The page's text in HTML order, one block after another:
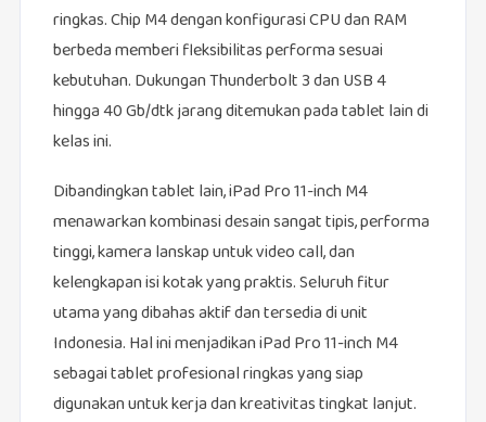
ringkas. Chip M4 dengan konfigurasi CPU dan RAM
berbeda memberi fleksibilitas performa sesuai
kebutuhan. Dukungan Thunderbolt 3 dan USB 4
hingga 40 Gb/dtk jarang ditemukan pada tablet lain di
kelas ini.
Dibandingkan tablet lain, iPad Pro 11-inch M4
menawarkan kombinasi desain sangat tipis, performa
tinggi, kamera lanskap untuk video call, dan
kelengkapan isi kotak yang praktis. Seluruh fitur
utama yang dibahas aktif dan tersedia di unit
Indonesia. Hal ini menjadikan iPad Pro 11-inch M4
sebagai tablet profesional ringkas yang siap
digunakan untuk kerja dan kreativitas tingkat lanjut.